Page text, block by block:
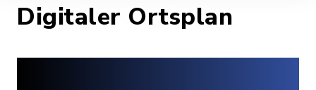
Digitaler Ortsplan